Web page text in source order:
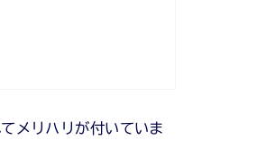
メリハリが付いていま